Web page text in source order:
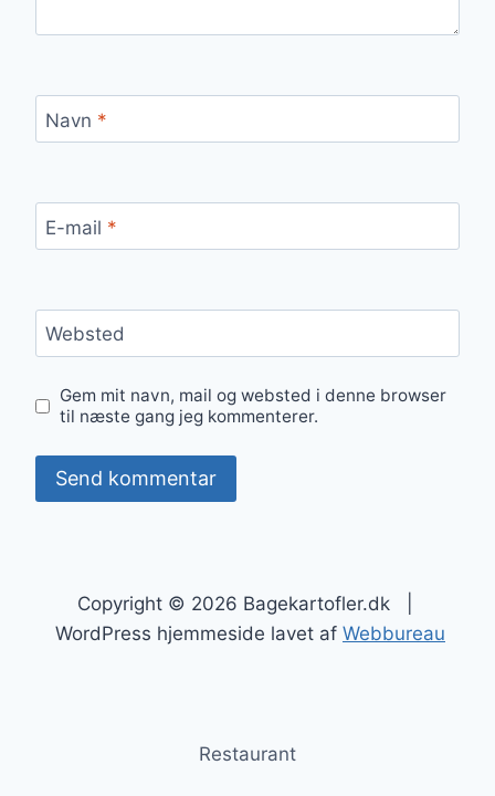
Navn *
E-mail *
Websted
Gem mit navn, mail og websted i denne browser
til næste gang jeg kommenterer.
Copyright © 2026 Bagekartofler.dk |
WordPress hjemmeside lavet af Webbureau
Restaurant